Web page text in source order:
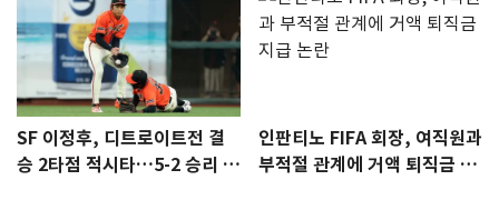
SF 이정후, 디트로이트전 결
승 2타점 적시타…5-2 승리 견
인판티노 FIFA 회장, 여직원과
부적절 관계에 거액 퇴직금 지